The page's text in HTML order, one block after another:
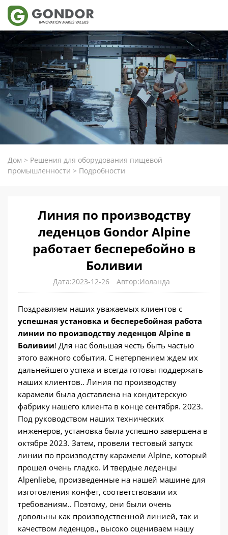
Дом > Решения для оборудования пищевой
промышленности > Подробности
Линия по производству
леденцов Gondor Alpine
работает бесперебойно в
Боливии
Дата:2023-12-26 Автор:Иоланда
Поздравляем наших уважаемых клиентов с
успешная установка и бесперебойная работа
линии по производству леденцов Alpine в
Боливии! Для нас большая честь быть частью
этого важного события. С нетерпением ждем их
дальнейшего успеха и всегда готовы поддержать
наших клиентов.. Линия по производству
карамели была доставлена ​​на кондитерскую
фабрику нашего клиента в конце сентября. 2023.
Под руководством наших технических
инженеров, установка была успешно завершена в
октябре 2023. Затем, провели тестовый запуск
линии по производству карамели Alpine, который
прошел очень гладко. И твердые леденцы
Alpenliebe, произведенные на нашей машине для
изготовления конфет, соответствовали их
требованиям.. Поэтому, они были очень
довольны как производственной линией, так и
качеством леденцов., высоко оцениваем нашу